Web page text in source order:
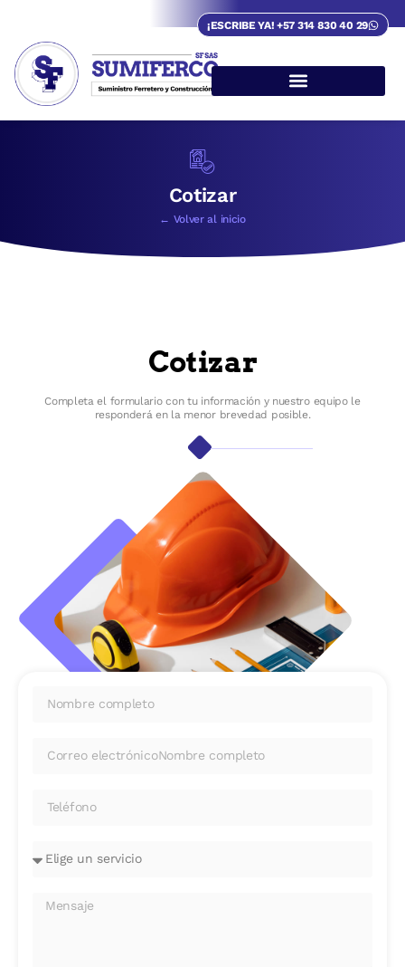
¡ESCRIBE YA! +57 314 830 40 29
Cotizar
← Volver al inicio
Cotizar
Completa el formulario con tu información y nuestro equipo le
responderá en la menor brevedad posible.